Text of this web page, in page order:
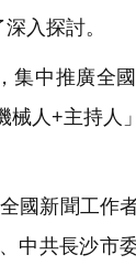
入探討。
中推廣全
械人+主持人
國新聞工作
中共長沙市